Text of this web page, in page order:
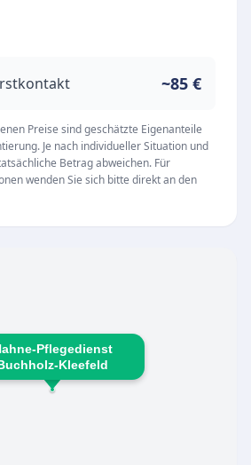
und eine hohe
die individuell auf
Pflegebedürftigen und ihrer
sind. Der Fokus liegt
und menschlichen
Umfeld.
durch professionelle
Buchholz ist von
~85 €
Preise sind geschätzte Eigenanteile
Je nach individueller Situation und
Betrag abweichen. Für
wenden Sie sich bitte direkt an den
Pflegedienst
Kleefeld